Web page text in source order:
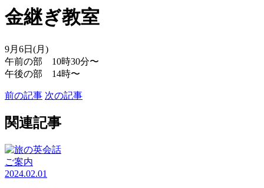
金継ぎ教室
9月6日(月)
午前の部 10時30分〜
午後の部 14時〜
前の記事 次の記事
関連記事
ご案内
2024.02.01